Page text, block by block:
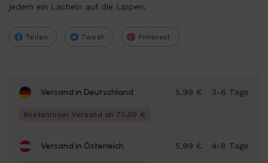
jedem ein Lächeln auf die Lippen.
Teilen Tweet Pinterest
Versand in Deutschland 3-6 Tage
5,99 €
Kostenloser Versand ab 70,00 €
Versand in Österreich 4-8 Tage
5,99 €